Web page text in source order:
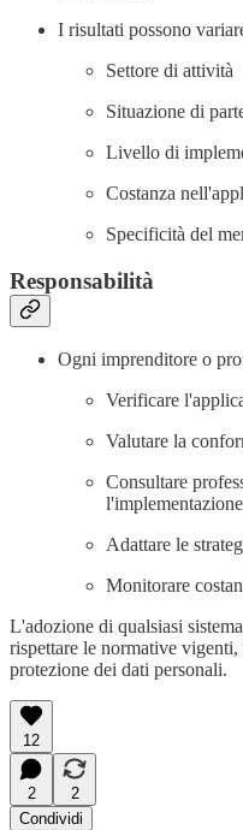
I risultati possono
Settore di attività
Situazione di
Livello di
Costanza
Specificità del
Responsabilità
Ogni imprenditore o
Verificare
Valutare la
Consultare
l'implementazione
Adattare le
Monitorare
L'adozione di qualsiasi
rispettare le normative
protezione dei dati personali.
12
2
2
Condividi